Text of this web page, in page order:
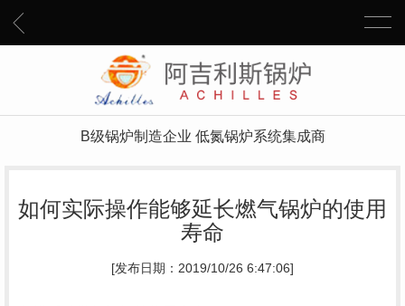
B级锅炉制造企业 低氮锅炉系统集成商
如何实际操作能够延长燃气锅炉的使用
寿命
[发布日期：2019/10/26 6:47:06]